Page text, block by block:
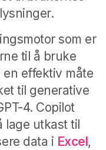
som er
til å bruke
effektiv måte
til generative
4. Copilot
lage utkast til
data i Excel,